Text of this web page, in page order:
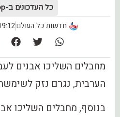
כל העדכונים ב-WhatsApp
חדשות כל העולם19:12, יום חמישי
מחבלים השליכו אבנים
הערבית, נגרם נזק
בנוסף, מחבלים השליכו